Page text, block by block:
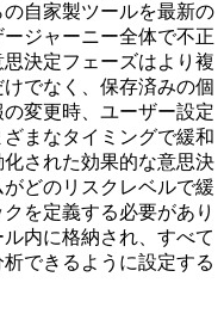
自家製ツールを最新の
ジャーニー全体で不正
決定フェーズはより複
でなく、保存済みの個
変更時、ユーザー設定
まなタイミングで緩和
された効果的な意思決
どのリスクレベルで緩
を定義する必要があり
内に格納され、すべて
できるように設定する